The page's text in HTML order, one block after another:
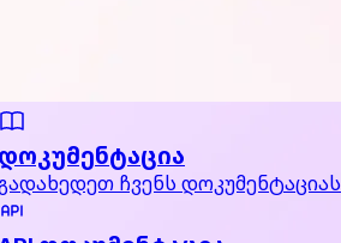
ჩვენს დოკუმენტაციას